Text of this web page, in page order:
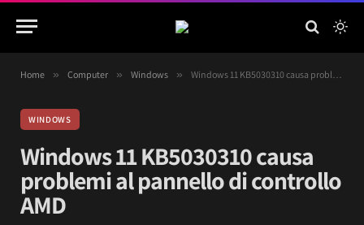
Home » Computer » Windows » Windows 11 KB5030310 causa problemi al pannello di controllo AMD
WINDOWS
Windows 11 KB5030310 causa
problemi al pannello di controllo
AMD